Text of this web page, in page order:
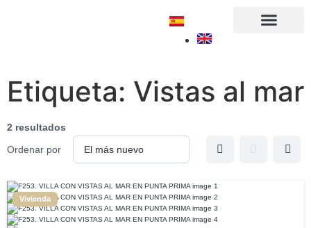
Etiqueta: Vistas al mar
2 resultados
Ordenar por
Vivienda